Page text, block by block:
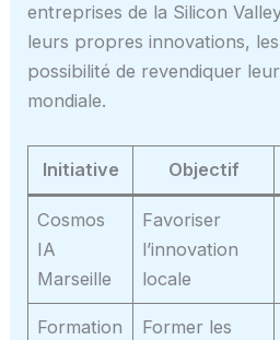
entreprises de la Silicon
leurs propres innovations,
possibilité de revendiquer
mondiale.
Initiative Objectif
Cosmos
IA
Marseille
Favoriser
l’innovation
locale
Formation
Former les